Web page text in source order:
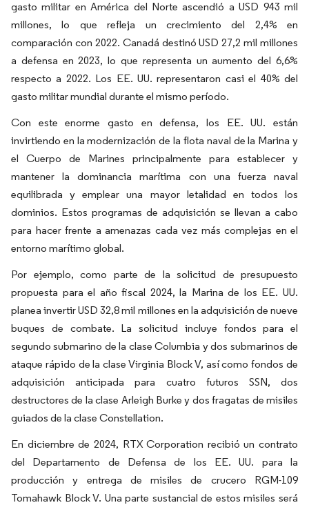
gasto militar en América del Norte ascendió a USD 943 mil
millones, lo que refleja un crecimiento del 2,4% en
comparación con 2022. Canadá destinó USD 27,2 mil millones
a defensa en 2023, lo que representa un aumento del 6,6%
respecto a 2022. Los EE. UU. representaron casi el 40% del
gasto militar mundial durante el mismo período.
Con este enorme gasto en defensa, los EE. UU. están
invirtiendo en la modernización de la flota naval de la Marina y
el Cuerpo de Marines principalmente para establecer y
mantener la dominancia marítima con una fuerza naval
equilibrada y emplear una mayor letalidad en todos los
dominios. Estos programas de adquisición se llevan a cabo
para hacer frente a amenazas cada vez más complejas en el
entorno marítimo global.
Por ejemplo, como parte de la solicitud de presupuesto
propuesta para el año fiscal 2024, la Marina de los EE. UU.
planea invertir USD 32,8 mil millones en la adquisición de nueve
buques de combate. La solicitud incluye fondos para el
segundo submarino de la clase Columbia y dos submarinos de
ataque rápido de la clase Virginia Block V, así como fondos de
adquisición anticipada para cuatro futuros SSN, dos
destructores de la clase Arleigh Burke y dos fragatas de misiles
guiados de la clase Constellation.
En diciembre de 2024, RTX Corporation recibió un contrato
del Departamento de Defensa de los EE. UU. para la
producción y entrega de misiles de crucero RGM-109
Tomahawk Block V. Una parte sustancial de estos misiles será